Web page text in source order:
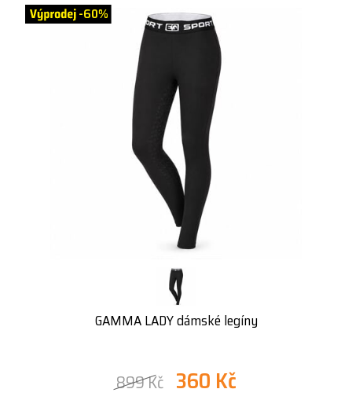
-60%
GAMMA LADY dámské legíny
899 Kč 360 Kč